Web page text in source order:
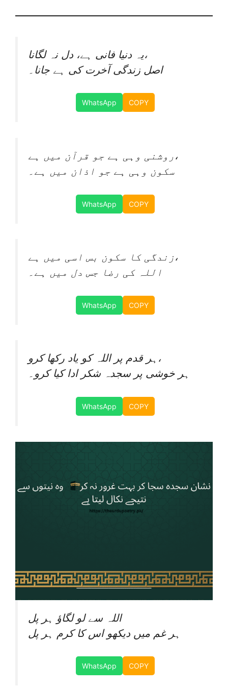
یہ دنیا فانی ہے، دل نہ لگانا،
اصل زندگی آخرت کی ہے جانا۔
WhatsApp COPY
روشنی وہی ہے جو قرآن میں ہے،
سکون وہی ہے جو اذان میں ہے۔
WhatsApp COPY
زندگی کا سکون بس اسی میں ہے،
اللہ کی رضا جس دل میں ہے۔
WhatsApp COPY
ہر قدم پر اللہ کو یاد رکھا کرو،
ہر خوشی پر سجدہ شکر ادا کیا کرو۔
WhatsApp COPY
اللہ سے لو لگاؤ ہر پل
ہر غم میں دیکھو اس کا کرم ہر پل
WhatsApp COPY